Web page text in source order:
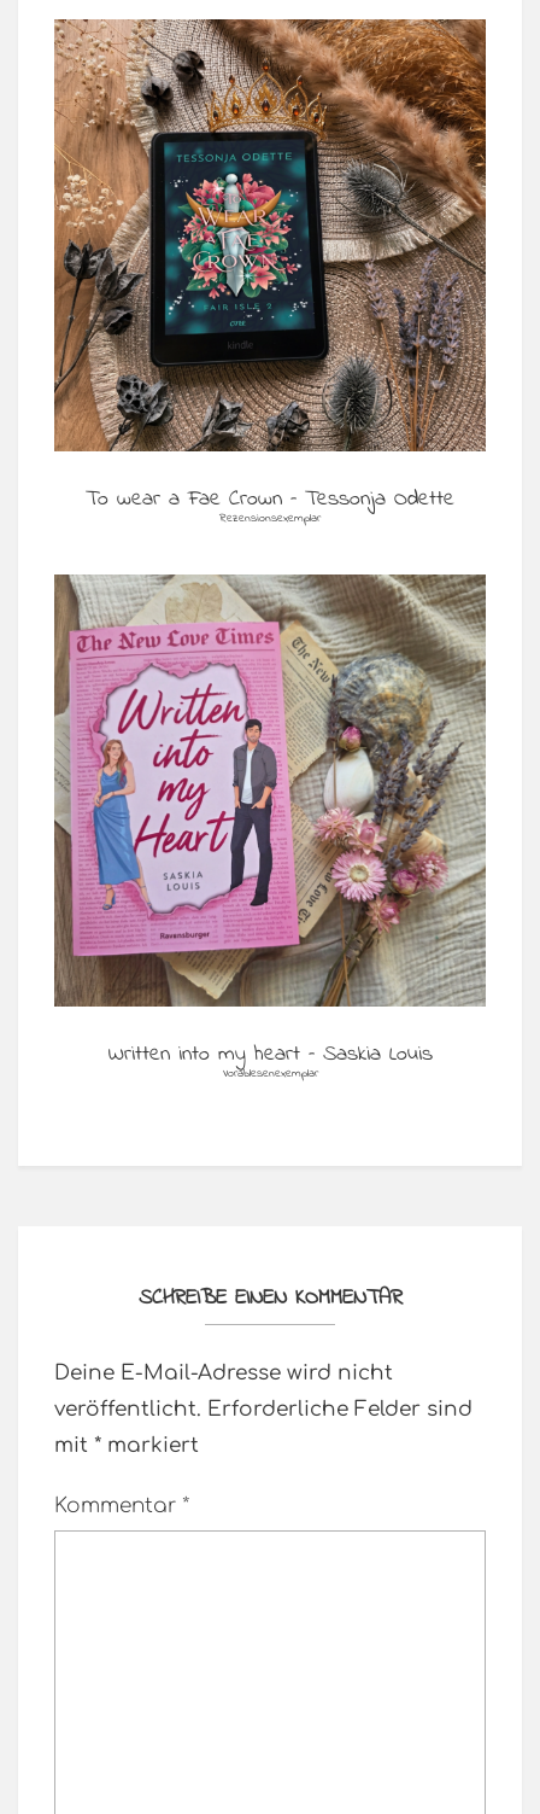
To wear a Fae Crown – Tessonja Odette
Rezensionsexemplar
Written into my heart – Saskia Louis
Vorablesenexemplar
SCHREIBE EINEN KOMMENTAR
Deine E-Mail-Adresse wird nicht
veröffentlicht. Erforderliche Felder sind
mit * markiert
Kommentar *